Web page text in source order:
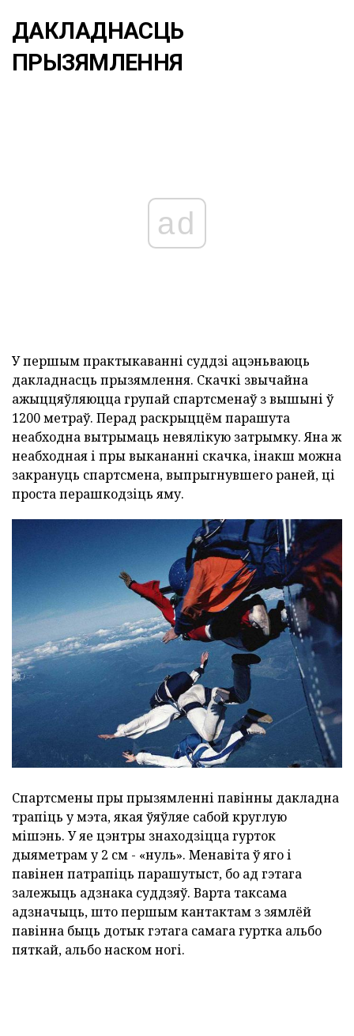
ДАКЛАДНАСЦЬ
ПРЫЗЯМЛЕННЯ
ad
У першым практыкаванні суддзі ацэньваюць
дакладнасць прызямлення. Скачкі звычайна
ажыццяўляюцца групай спартсменаў з вышыні ў
1200 метраў. Перад раскрыццём парашута
неабходна вытрымаць невялікую затрымку. Яна ж
неабходная і пры выкананні скачка, інакш можна
закрануць спартсмена, выпрыгнувшего раней, ці
проста перашкодзіць яму.
Спартсмены пры прызямленні павінны дакладна
трапіць у мэта, якая ўяўляе сабой круглую
мішэнь. У яе цэнтры знаходзіцца гурток
дыяметрам у 2 см - «нуль». Менавіта ў яго і
павінен патрапіць парашутыст, бо ад гэтага
залежыць адзнака суддзяў. Варта таксама
адзначыць, што першым кантактам з зямлёй
павінна быць дотык гэтага самага гуртка альбо
пяткай, альбо наском ногі.